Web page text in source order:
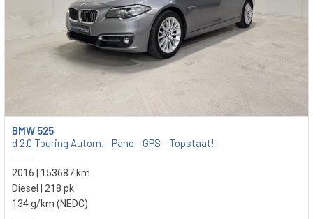
BMW 525
d 2.0 Touring Autom. - Pano - GPS - Topstaat!
2016 | 153687 km
Diesel | 218 pk
134 g/km (NEDC)